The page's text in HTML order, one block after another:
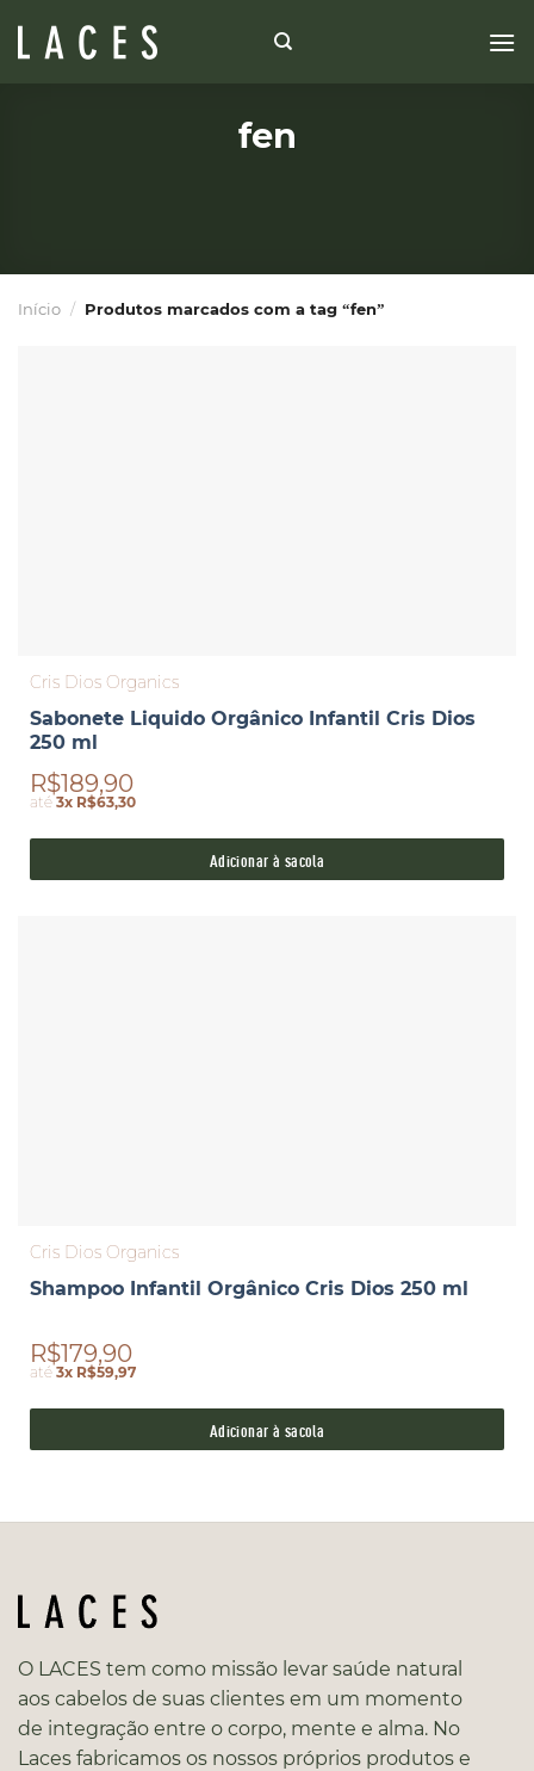
fen
Início / Produtos marcados com a tag “fen”
Cris Dios Organics
Sabonete Liquido Orgânico Infantil Cris Dios
250 ml
R$189,90
até3x R$63,30
Adicionar à sacola
Cris Dios Organics
Shampoo Infantil Orgânico Cris Dios 250 ml
R$179,90
até3x R$59,97
Adicionar à sacola
O LACES tem como missão levar saúde natural
aos cabelos de suas clientes em um momento
de integração entre o corpo, mente e alma. No
Laces fabricamos os nossos próprios produtos e